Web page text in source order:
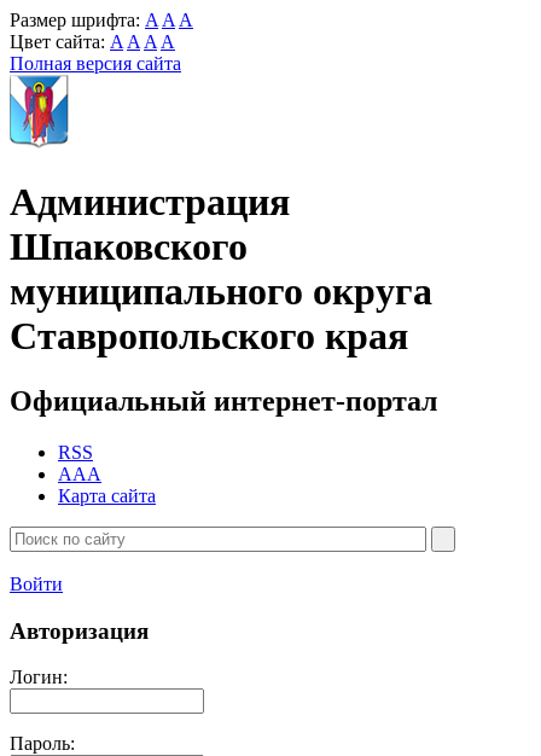
Размер шрифта: A A A
Цвет сайта: A A A A
Полная версия сайта
Администрация
Шпаковского
муниципального округа
Ставропольского края
Официальный интернет-портал
RSS
AAA
Карта сайта
Войти
Авторизация
Логин:
Пароль: